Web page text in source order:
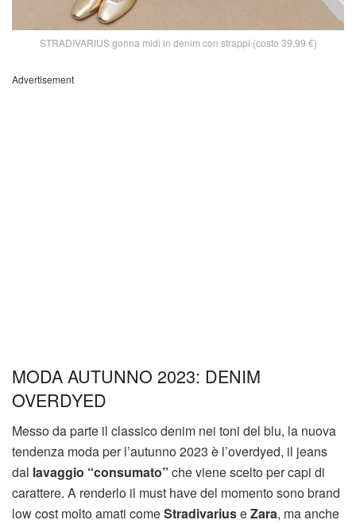
STRADIVARIUS gonna midi in denim con strappi (costo 39,99 €)
Advertisement
MODA AUTUNNO 2023: DENIM
OVERDYED
Messo da parte il classico denim nei toni del blu, la nuova
tendenza moda per l’autunno 2023 è l’overdyed, il jeans
dal lavaggio “consumato” che viene scelto per capi di
carattere. A renderlo il must have del momento sono brand
low cost molto amati comeStradivariuseZara, ma anche